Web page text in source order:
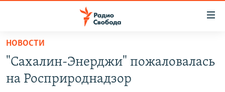
упрощенного
доступа
Вернуться
ПРОГРАММЫ
АВТОРСКИЕ ПРОЕКТЫ
НОВОСТИ
"Сахалин-Энерджи" пожаловалась
на Росприроднадзор